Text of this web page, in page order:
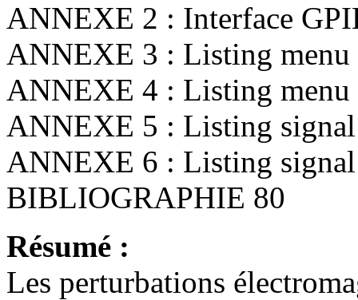
ANNEXE 2 : Interface
ANNEXE 3 : Listing
ANNEXE 4 : Listing menu
ANNEXE 5 : Listing
ANNEXE 6 : Listing
BIBLIOGRAPHIE 80
Résumé :
Les perturbations